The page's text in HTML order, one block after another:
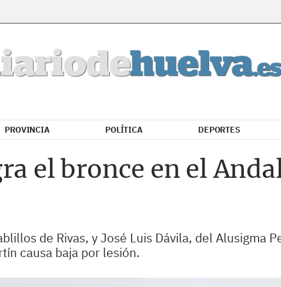
PROVINCIA POLÍTICA DEPORTES
el bronce en el
de Rivas, y José Luis Dávila, del Alusigma
causa baja por lesión.